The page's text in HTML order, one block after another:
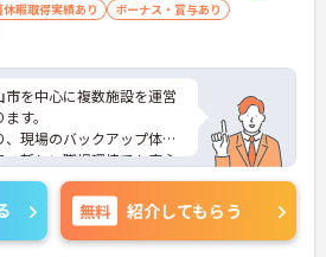
暇取得実績あり
ボーナス・賞与あり
を中心に複数施設を運営
す。
現場のバックアップ体制
新しい職場環境でも安心
ができます。
策ポイントなど、さらに
でお気軽にご相談くださ
無料 紹介してもらう